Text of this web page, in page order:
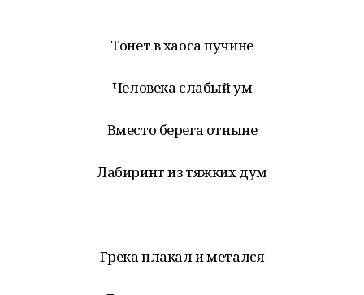
Тонет в хаоса пучине
Человека слабый ум
Вместо берега отныне
Лабиринт из тяжких дум
Грека плакал и метался